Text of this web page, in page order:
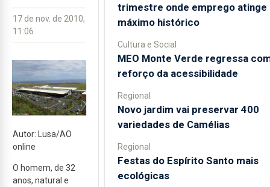
17 de nov. de 2010,
11:06
Autor: Lusa/AO
online
O homem, de 32
anos, natural e
trimestre onde emprego atinge
máximo histórico
Cultura e Social
MEO Monte Verde regressa
reforço da acessibilidade
Regional
Novo jardim vai preservar 400
variedades de Camélias
Regional
Festas do Espírito Santo mais
ecológicas